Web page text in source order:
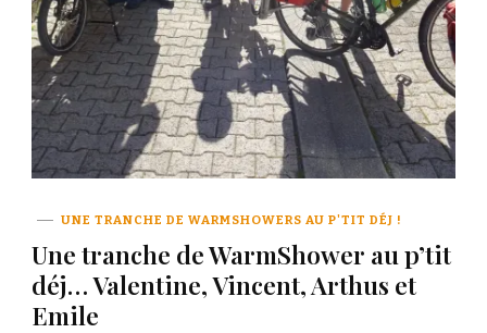
UNE TRANCHE DE WARMSHOWERS AU P'TIT DÉJ !
Une tranche de WarmShower au p’tit
déj… Valentine, Vincent, Arthus et
Emile